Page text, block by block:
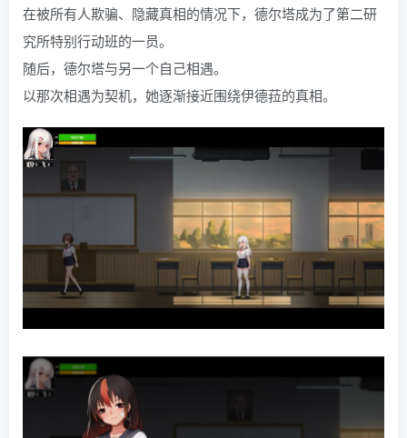
在被所有人欺骗、隐藏真相的情况下，德尔塔成为了第二研
究所特别行动班的一员。
随后，德尔塔与另一个自己相遇。
以那次相遇为契机，她逐渐接近围绕伊德菈的真相。